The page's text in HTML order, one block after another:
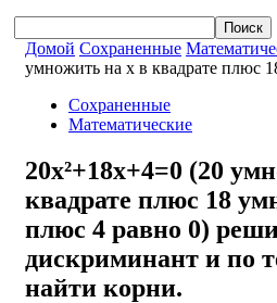
Домой Сохраненные
умножить на x в квадрате плюс
Сохраненные
Математические
20x²+18x+4=0 (20
квадрате плюс 18
плюс 4 равно 0)
дискриминант и по
найти корни.